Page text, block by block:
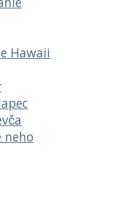
Hawaii
neho